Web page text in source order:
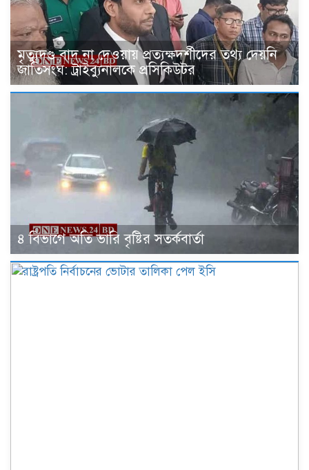
মৃত্যুদণ্ড বাদ না দেওয়ায় প্রত্যক্ষদর্শীদের তথ্য দেয়নি
জাতিসংঘ: ট্রাইব্যুনালকে প্রসিকিউটর
৪ বিভাগে অতি ভারি বৃষ্টির সতর্কবার্তা